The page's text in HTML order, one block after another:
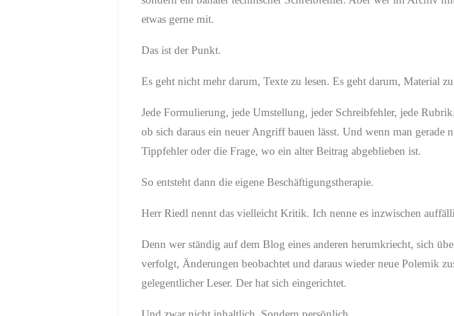
etwas gerne mit.
Das ist der Punkt.
Es geht nicht mehr darum, Texte zu lesen. Es geht darum, Material
Jede Formulierung, jede Umstellung, jeder Schreibfehler, jede
ob sich daraus ein neuer Angriff bauen lässt. Und wenn man gerade
Tippfehler oder die Frage, wo ein alter Beitrag abgeblieben ist.
So entsteht dann die eigene Beschäftigungstherapie.
Herr Riedl nennt das vielleicht Kritik. Ich nenne es inzwischen
Denn wer ständig auf dem Blog eines anderen herumkriecht, sich
verfolgt, Änderungen beobachtet und daraus wieder neue Polemik
gelegentlicher Leser. Der hat sich eingerichtet.